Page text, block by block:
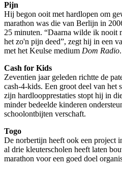
Pijn
Hij begon ooit met hardlopen om
marathon was die van Berlijn in
25 minuten. “Daarna wilde ik nooit
het zo'n pijn deed”, zegt hij in een
met het Keulse medium Dom Radio.
Cash for Kids
Zeventien jaar geleden richtte de
cash-4-kids. Een groot deel van het
zijn hardloopprestaties stopt hij in
minder bedeelde kinderen
schoolontbijten verschaft.
Togo
De norbertijn heeft ook een project
al drie kleuterscholen heeft laten
marathon voor een goed doel